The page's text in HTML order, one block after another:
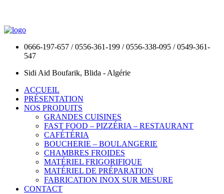
0666-197-657 / 0556-361-199 / 0556-338-095 / 0549-361-
547
Sidi Aid Boufarik, Blida - Algérie
ACCUEIL
PRÉSENTATION
NOS PRODUITS
GRANDES CUISINES
FAST FOOD – PIZZÉRIA – RESTAURANT
CAFÉTÉRIA
BOUCHERIE – BOULANGERIE
CHAMBRES FROIDES
MATÉRIEL FRIGORIFIQUE
MATÉRIEL DE PRÉPARATION
FABRICATION INOX SUR MESURE
CONTACT